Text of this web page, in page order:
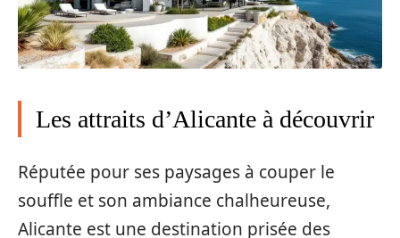
Les attraits d’Alicante à découvrir
Réputée pour ses paysages à couper le
souffle et son ambiance chalheureuse,
Alicante est une destination prisée des